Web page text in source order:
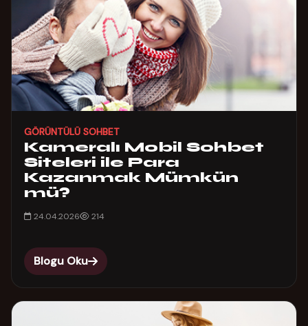
GÖRÜNTÜLÜ SOHBET
Kameralı Mobil Sohbet
Siteleri ile Para
Kazanmak Mümkün
mü?
24.04.2026 214
Blogu Oku